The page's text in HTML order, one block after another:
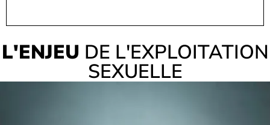
L'ENJEU DE L'EXPLOITATION
SEXUELLE